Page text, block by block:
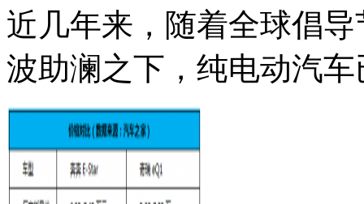
近几年来，随着全球倡
波助澜之下，纯电动汽